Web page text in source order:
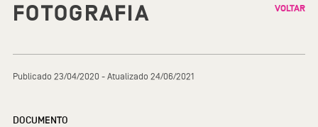
FOTOGRAFIA VOLTAR
Publicado 23/04/2020 - Atualizado 24/06/2021
DOCUMENTO